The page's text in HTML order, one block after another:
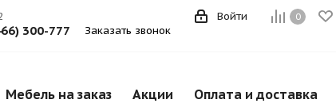
0
Войти
300-777 Заказать звонок
Мебель на заказ Акции Оплата и доставка